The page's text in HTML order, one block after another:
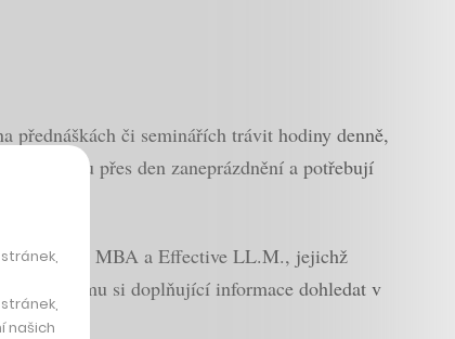
přednáškách či seminářích trávit hodiny denně,
kteří jsou přes den zaneprázdnění a potřebují
Effective MBA a Effective LL.M., jejichž
zájmu si doplňující informace dohledat v
našich